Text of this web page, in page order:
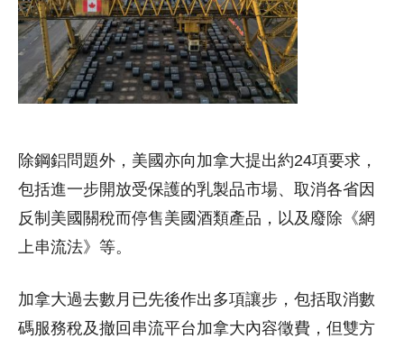
除鋼鋁問題外，美國亦向加拿大提出約24項要求，
包括進一步開放受保護的乳製品市場、取消各省因
反制美國關稅而停售美國酒類產品，以及廢除《網
上串流法》等。
加拿大過去數月已先後作出多項讓步，包括取消數
碼服務稅及撤回串流平台加拿大內容徵費，但雙方